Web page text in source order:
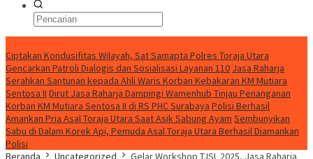
Ciptakan Kondusifitas Wilayah, Sat Samapta Polres Toraja Utara
Gencarkan Patroli Dialogis dan Sosialisasi Layanan 110 Jasa Raharja
Serahkan Santunan kepada Ahli Waris Korban Kebakaran KM Mutiara
Sentosa II Dirut Jasa Raharja Dampingi Wamenhub Tinjau Penanganan
Korban KM Mutiara Sentosa II di RS PHC Surabaya Polisi Berhasil
Amankan Pria Asal Toraja Utara Saat Asik Sabung Ayam Sembunyikan
Sabu di Dalam Korek Api, Pemuda Asal Toraja Utara Berhasil Diamankan
Polisi
Beranda
Uncategorized
Gelar Workshop TJSL 2025, Jasa Raharja